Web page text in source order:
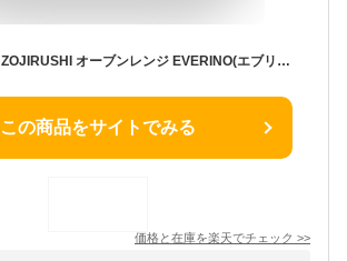
象印マホービン｜ZOJIRUSHI オーブンレンジ EVERINO(エブリノ) ホワイト ES-GX26 [26L]
この商品をサイトでみる
価格と在庫を楽天でチェック >>